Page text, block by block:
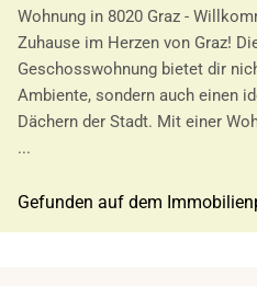
Wohnung in 8020 Graz -
Zuhause im Herzen von Graz!
Geschosswohnung bietet dir
Ambiente, sondern auch einen
Dächern der Stadt. Mit einer
...
Gefunden auf dem